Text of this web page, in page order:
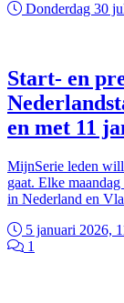
Donderdag 30
Start- en
en met 11
MijnSerie leden
gaat. Elke
in Nederland en
5 januari 2026,
1